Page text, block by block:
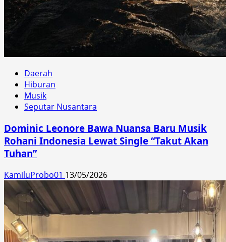
Daerah
Hiburan
Musik
Seputar Nusantara
Dominic Leonore Bawa Nuansa Baru Musik
Rohani Indonesia Lewat Single “Takut Akan
Tuhan”
KamiluProbo01 13/05/2026